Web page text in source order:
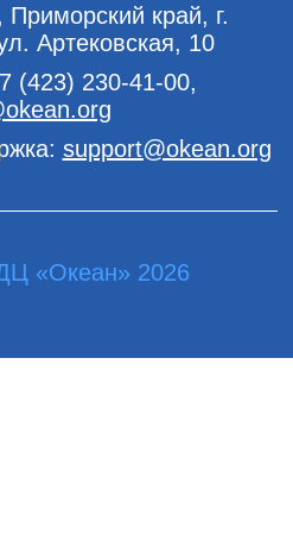
край, г.
Артековская, 10
(423) 230-41-00,
support@okean.org
«Океан» 2026